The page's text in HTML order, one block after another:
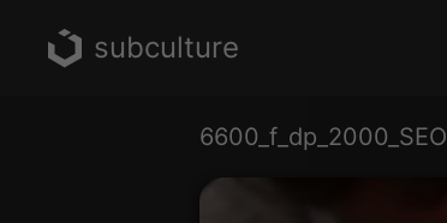
subculture
6600_f_dp_2000_SEO